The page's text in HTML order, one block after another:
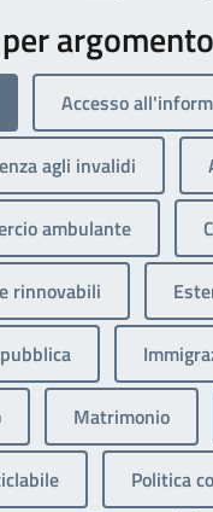
argomento
Accesso
agli invalidi
ambulante
rinnovabili
Matrimonio
Politica